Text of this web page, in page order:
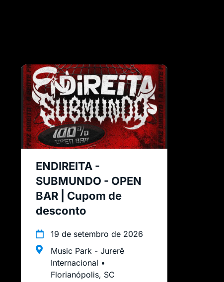
ENDIREITA -
SUBMUNDO - OPEN
BAR | Cupom de
desconto
19 de setembro de 2026
Music Park - Jurerê
Internacional •
Florianópolis, SC